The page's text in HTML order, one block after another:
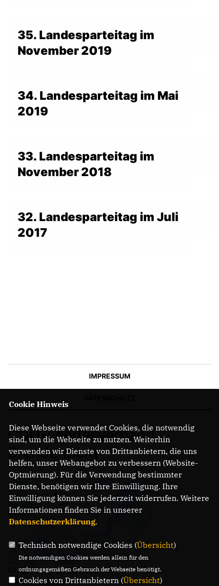
NEWSLETTER ABONNIEREN
BILDER
PROGRAMME
35. Landesparteitag im
November 2019
34. Landesparteitag im Mai
2019
33. Landesparteitag im
November 2018
32. Landesparteitag im Juli
2017
IMPRESSUM
CDU-Landesverband
Brandenburg
Gregor-Mendel-Straße 3
14469 Potsdam
Cookie Hinweis
Diese Webseite verwendet Cookies, die notwendig
sind, um die Webseite zu nutzen. Weiterhin
verwenden wir Dienste von Drittanbietern, die uns
helfen, unser Webangebot zu verbessern (Website-
Optmierung). Für die Verwendung bestimmter
Dienste, benötigen wir Ihre Einwilligung. Ihre
Einwilligung können Sie jederzeit widerrufen. Weitere
Informationen finden Sie in unserer
Datenschutzerklärung.
Technisch notwendige Cookies (Übersicht)
Die notwendigen Cookies werden allein für den
ordnungsgemäßen Gebrauch der Webseite benötigt.
Cookies von Drittanbietern (Übersicht)